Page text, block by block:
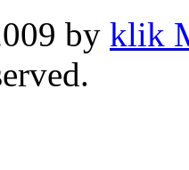
by klik